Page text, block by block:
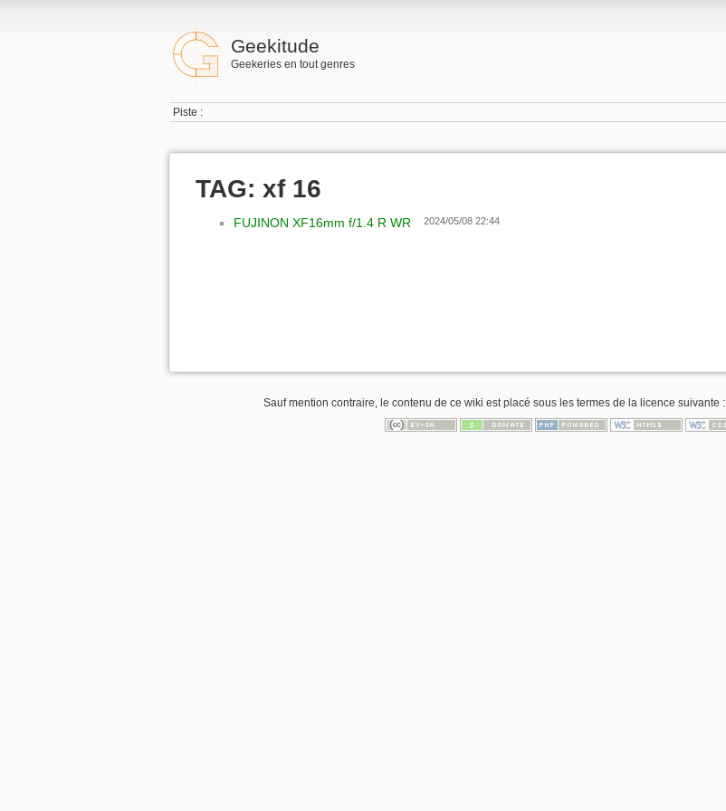
Geekitude
Geekeries en tout genres
Piste :
TAG: xf 16
FUJINON XF16mm f/1.4 R WR 2024/05/08 22:44
Sauf mention contraire, le contenu de ce wiki est placé sous les termes de la licence suivante :